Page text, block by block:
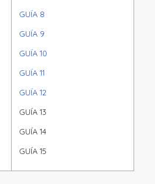
GUÍA 8
GUÍA 9
GUÍA 10
GUÍA 11
GUÍA 12
GUÍA 13
GUÍA 14
GUÍA 15